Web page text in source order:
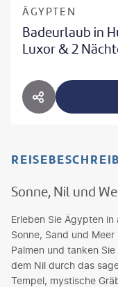
ÄGYPTEN
Badeurlaub in
Luxor & 2
HOTEL TEILEN
Sonne, Nil und
Erleben Sie Ägypten
Sonne, Sand und
Palmen und tanken
dem Nil durch das
Tempel, mystische